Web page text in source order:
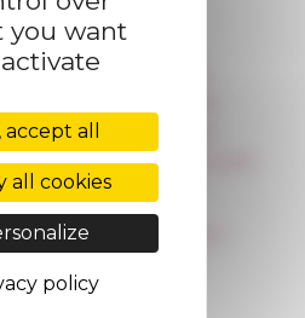
Réseau des Écoles
françaises à l’étranger
Carnets de recherche
Carnet « À l’École de toute
l’Italie »
Carnet Farnèse150
Newsletter information
you want
accept all
all cookies
policy